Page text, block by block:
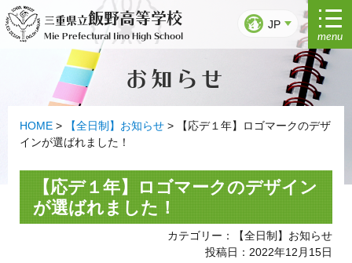
ン
三重県立飯野高等学校
Mie Prefectural Iino High School
JP
menu
お知らせ
HOME > 【全日制】お知らせ >
【応デ１年】ロゴマークのデザ
インが選ばれました！
【応デ１年】ロゴマークのデザイン
が選ばれました！
カテゴリー：【全日制】お知らせ
投稿日：2022年12月15日